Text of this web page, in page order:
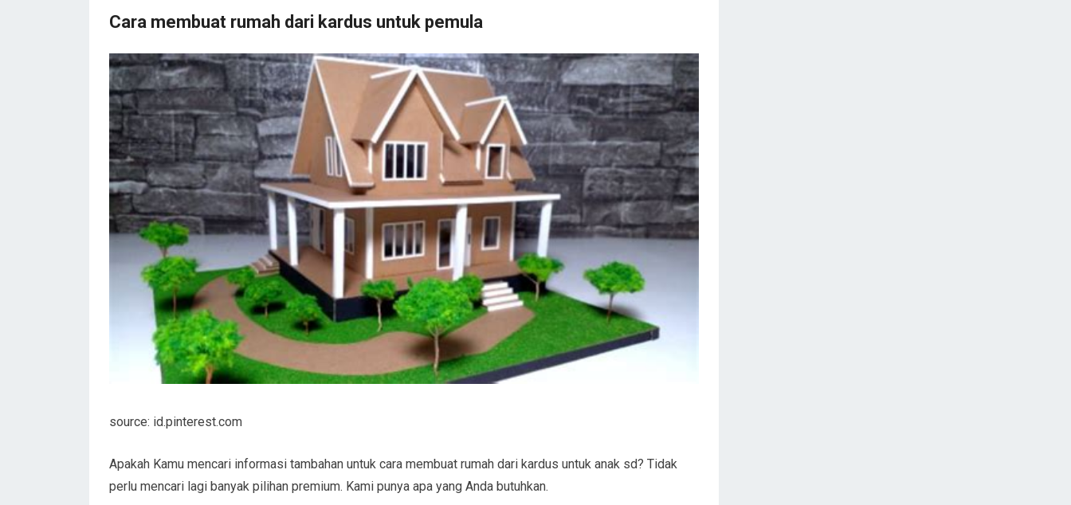
Cara membuat rumah dari kardus untuk pemula
source: id.pinterest.com
Apakah Kamu mencari informasi tambahan untuk cara membuat rumah dari kardus untuk anak sd? Tidak
perlu mencari lagi banyak pilihan premium. Kami punya apa yang Anda butuhkan.